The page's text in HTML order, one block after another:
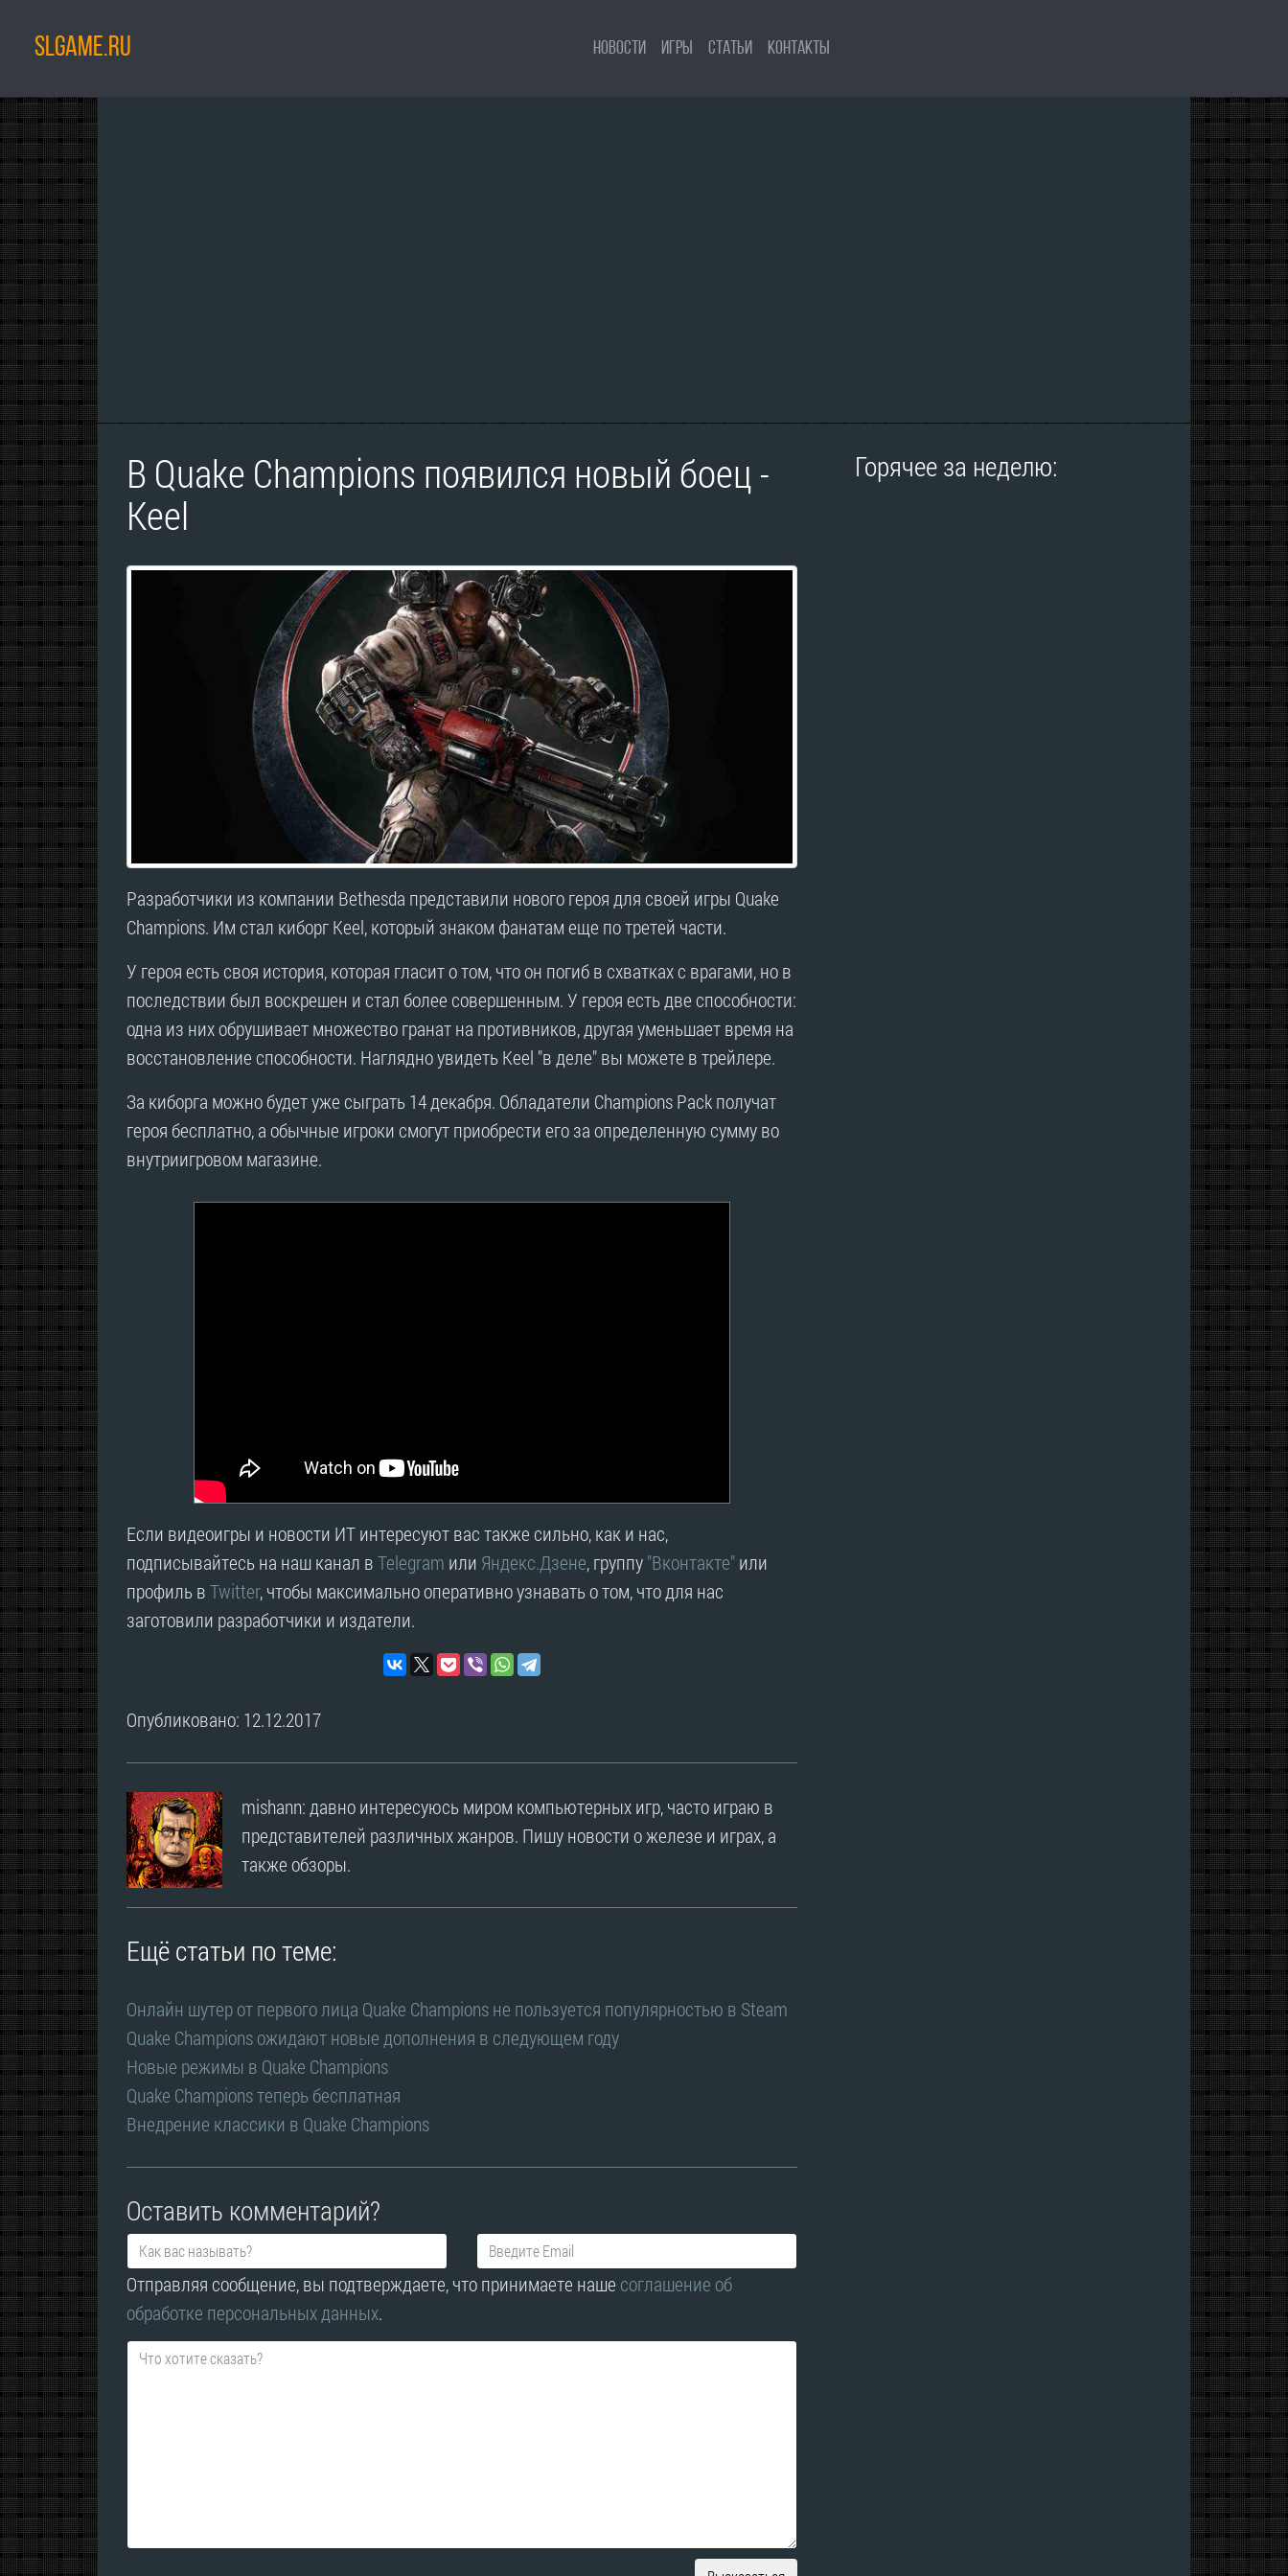
SLGAME.RU Новости Игры Статьи Контакты
В Quake Champions появился новый боец -
Keel
Разработчики из компании Bethesda представили нового героя для своей игры Quake
Champions. Им стал киборг Keel, который знаком фанатам еще по третей части.
У героя есть своя история, которая гласит о том, что он погиб в схватках с врагами, но в
последствии был воскрешен и стал более совершенным. У героя есть две способности:
одна из них обрушивает множество гранат на противников, другая уменьшает время на
восстановление способности. Наглядно увидеть Keel "в деле" вы можете в трейлере.
За киборга можно будет уже сыграть 14 декабря. Обладатели Champions Pack получат
героя бесплатно, а обычные игроки смогут приобрести его за определенную сумму во
внутриигровом магазине.
Если видеоигры и новости ИТ интересуют вас также сильно, как и нас,
подписывайтесь на наш канал вTelegram или Яндекс.Дзене, группу"Вконтакте"или
профиль вTwitter, чтобы максимально оперативно узнавать о том, что для нас
заготовили разработчики и издатели.
Опубликовано: 12.12.2017
mishann: давно интересуюсь миром компьютерных игр, часто играю в
представителей различных жанров. Пишу новости о железе и играх, а
также обзоры.
Ещё статьи по теме:
Онлайн шутер от первого лица Quake Champions не пользуется популярностью в Steam
Quake Champions ожидают новые дополнения в следующем году
Новые режимы в Quake Champions
Quake Champions теперь бесплатная
Внедрение классики в Quake Champions
Оставить комментарий?
Отправляя сообщение, вы подтверждаете, что принимаете наше соглашение об
обработке персональных данных.
Горячее за неделю: